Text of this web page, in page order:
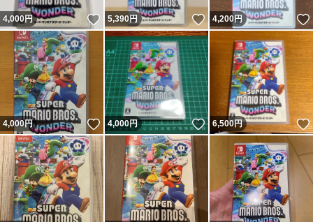
4,000円 いいね！
5,390円 いいね！
4,200円
4,000円 いいね！
4,000円 いいね！
6,500円